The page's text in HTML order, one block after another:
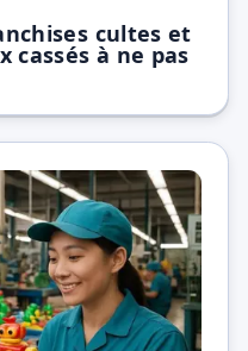
cultes et
cassés à ne pas